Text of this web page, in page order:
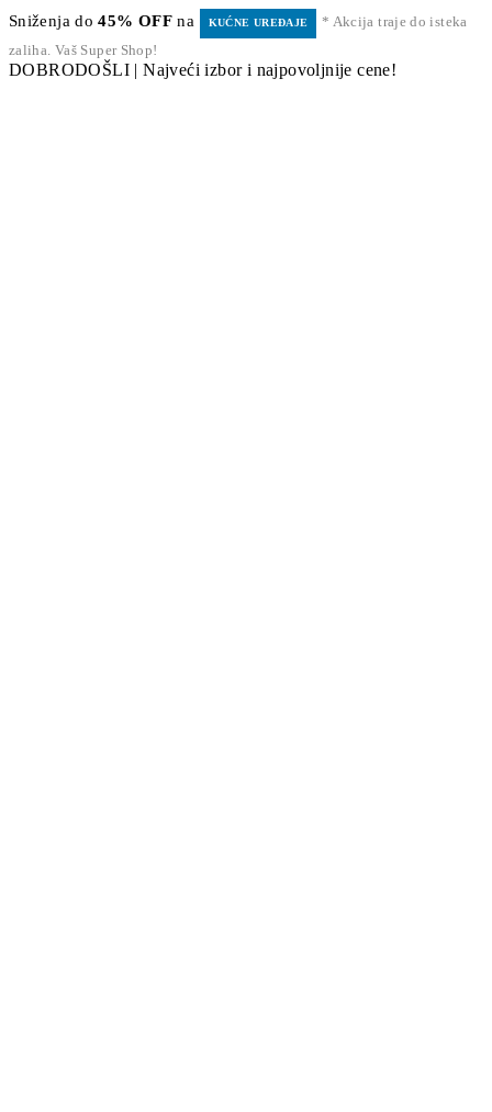
Sniženja do45% OFF na KUĆNE UREĐAJE
* Akcija traje do isteka
zaliha. Vaš Super Shop!
DOBRODOŠLI | Najveći izbor i najpovoljnije cene!